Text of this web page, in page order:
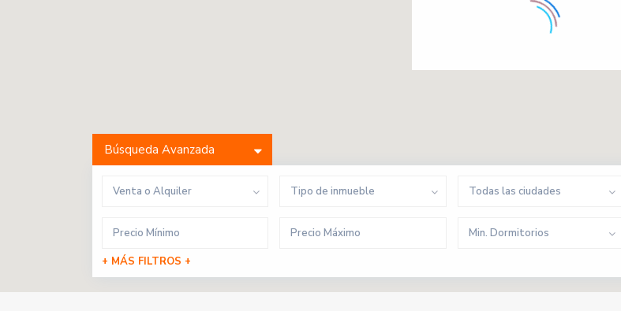
Búsqueda Avanzada
Venta o Alquiler Tipo de inmueble Todas las ciudades
Min. Dormitorios
+ MÁS FILTROS +